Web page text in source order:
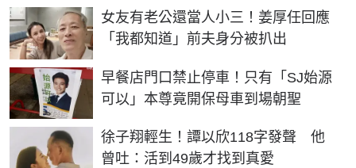
女友有老公還當人小三！姜厚任回應
「我都知道」前夫身分被扒出
早餐店門口禁止停車！只有「SJ始源
可以」本尊竟開保母車到場朝聖
徐子翔輕生！譚以欣118字發聲 他
曾吐：活到49歲才找到真愛